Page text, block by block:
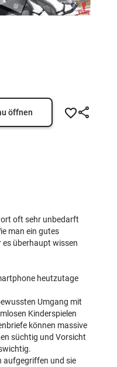
öffnen
oft sehr unbedarft
man ein gutes
überhaupt wissen
heutzutage
Umgang mit
Kinderspielen
können massive
süchtig und Vorsicht
aufgegriffen und sie